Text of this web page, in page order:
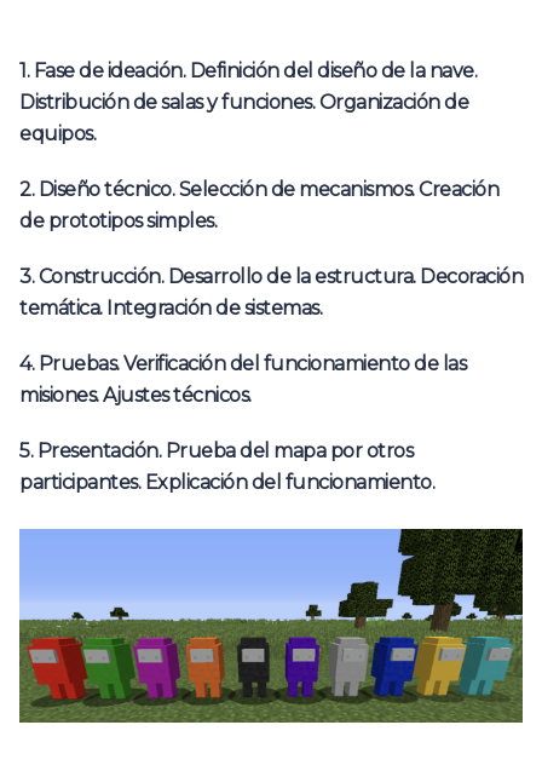
1. Fase de ideación. Definición del diseño de la nave.
Distribución de salas y funciones.Organización de
equipos.
2. Diseño técnico.Selección de mecanismos.Creación
de prototipos simples.
3. Construcción. Desarrollo de la estructura. Decoración
temática. Integración de sistemas.
4. Pruebas.Verificación del funcionamiento de las
misiones.Ajustes técnicos.
5. Presentación. Prueba del mapa por otros
participantes. Explicación del funcionamiento.